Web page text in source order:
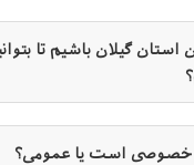
استان گیلان باشیم تا
است یا عمومی؟